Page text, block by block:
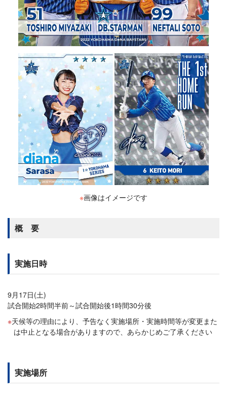
※画像はイメージです
概 要
実施日時
9月17日(土)
試合開始2時間半前～試合開始後1時間30分後
天候等の理由により、予告なく実施場所・実施時間等が変更また
は中止となる場合がありますので、あらかじめご了承ください
実施場所